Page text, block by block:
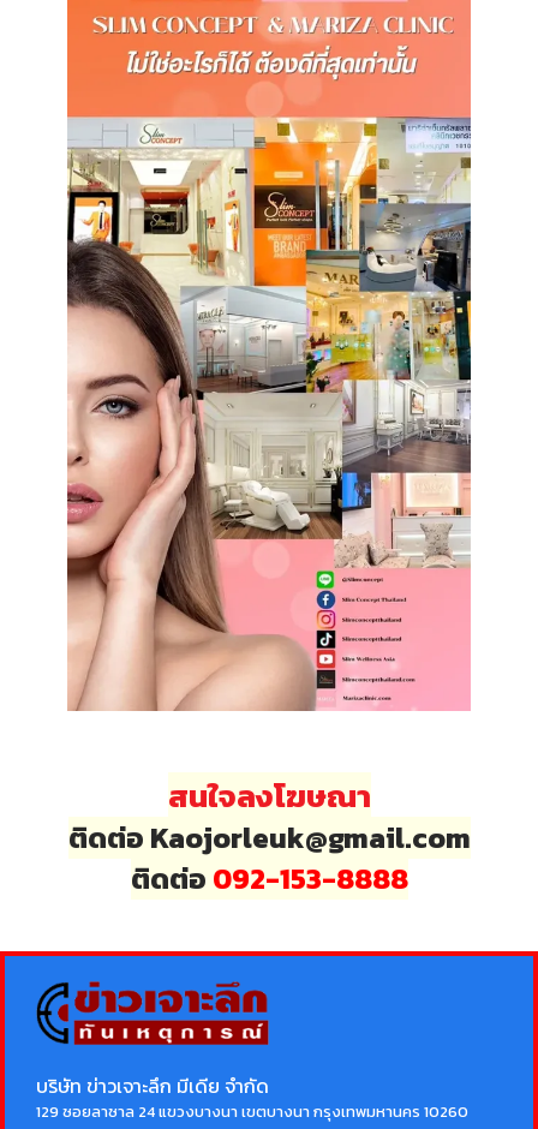
สนใจลงโฆษณา
ติดต่อ Kaojorleuk@gmail.com
ติดต่อ 092-153-8888
บริษัท ข่าวเจาะลึก มีเดีย จำกัด
129 ซอยลาซาล 24 แขวงบางนา เขตบางนา กรุงเทพมหานคร 10260